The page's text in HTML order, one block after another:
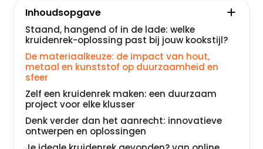
Inhoudsopgave
Staand, hangend of in de lade: welke
kruidenrek-oplossing past bij jouw kookstijl?
De materiaalkeuze: de impact van hout,
metaal en kunststof op duurzaamheid en
sfeer
Zelf een kruidenrek maken: een duurzaam
project voor elke klusser
Denk verder dan het aanrecht: innovatieve
ontwerpen en oplossingen